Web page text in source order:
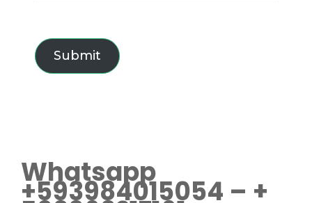
Submit
Whatsapp
+593984015054 – +